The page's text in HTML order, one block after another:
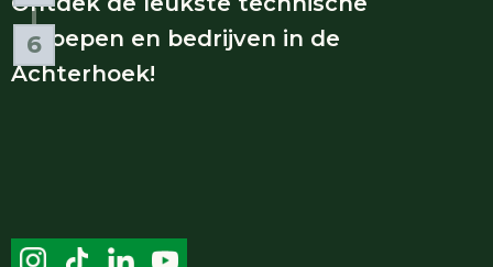
6Opdrachten
beroepen en bedrijven in de
Achterhoek!